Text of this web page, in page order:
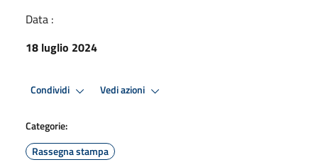
Data :
18 luglio 2024
Condividi Vedi azioni
Categorie:
Rassegna stampa